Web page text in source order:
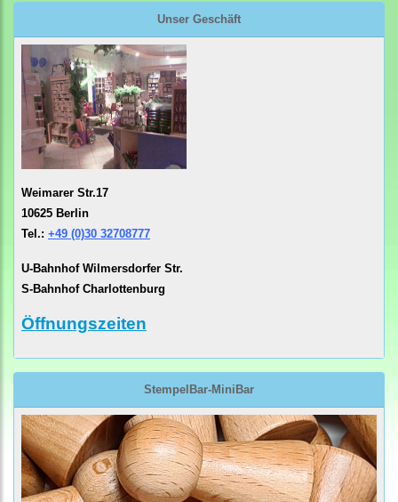
Unser Geschäft
Weimarer Str.17
10625 Berlin
Tel.: +49 (0)30 32708777
U-Bahnhof Wilmersdorfer Str.
S-Bahnhof Charlottenburg
Öffnungszeiten
StempelBar-MiniBar